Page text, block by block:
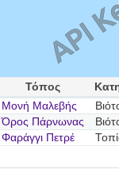
Τόπος
Μονή Μαλεβής
Όρος Πάρνωνας
Φαράγγι Πετρέ